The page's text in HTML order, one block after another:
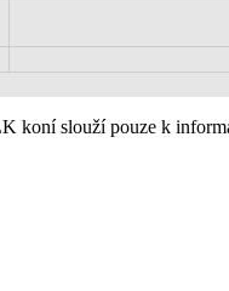
koní slouží pouze k